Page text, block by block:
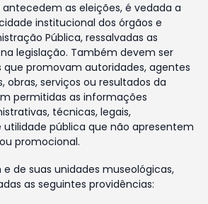
antecedem as eleições, é vedada a
institucional dos órgãos e
Pública, ressalvadas as
legislação. Também devem ser
promovam autoridades, agentes
obras, serviços ou resultados da
permitidas as informações
técnicas, legais,
pública que não apresentem
promocional.
de suas unidades museológicas,
as seguintes providências: